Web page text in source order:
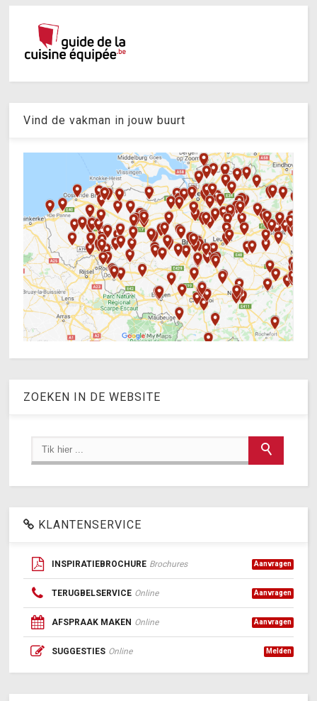
Vind de vakman in jouw buurt
ZOEKEN IN DE WEBSITE
KLANTENSERVICE
INSPIRATIEBROCHURE Brochures Aanvragen
TERUGBELSERVICE Online Aanvragen
AFSPRAAK MAKEN Online Aanvragen
SUGGESTIES Online Melden